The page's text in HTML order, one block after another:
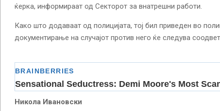
ќерка, информираат од Секторот за внатрешни работи.
Како што додаваат од полицијата, тој бил приведен во
документирање на случајот против него ќе следува
Никола Ивановски